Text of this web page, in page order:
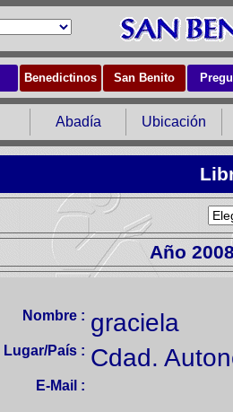
Benedictinos San Benito
Abadía Ubicación
Año
Nombre : graciela
Lugar/País : Cdad.
E-Mail :